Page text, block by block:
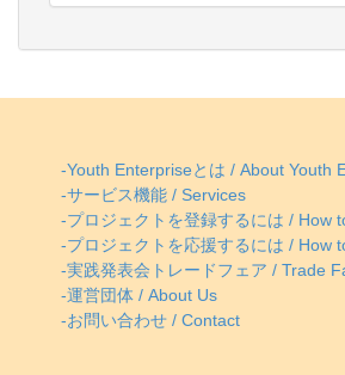
-Youth Enterpriseとは / About Youth
-サービス機能 / Services
-プロジェクトを登録するには / How
-プロジェクトを応援するには / How
-実践発表会トレードフェア / Trade
-運営団体 / About Us
-お問い合わせ / Contact